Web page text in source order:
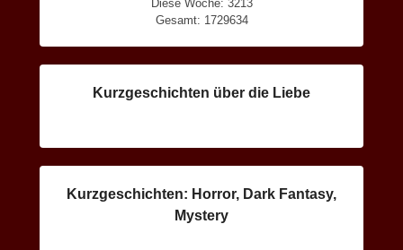
Diese Woche: 3213
Gesamt: 1729634
Kurzgeschichten über die Liebe
Kurzgeschichten: Horror, Dark Fantasy,
Mystery